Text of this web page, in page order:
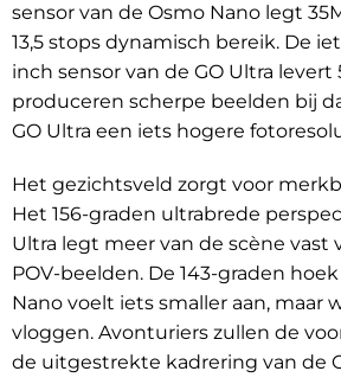
sensor van de Osmo Nano legt
13,5 stops dynamisch bereik. De
inch sensor van de GO Ultra levert
produceren scherpe beelden bij
GO Ultra een iets hogere
Het gezichtsveld zorgt voor
Het 156-graden ultrabrede
Ultra legt meer van de scène vast
POV-beelden. De 143-graden
Nano voelt iets smaller aan, maar
vloggen. Avonturiers zullen de
de uitgestrekte kadrering van de